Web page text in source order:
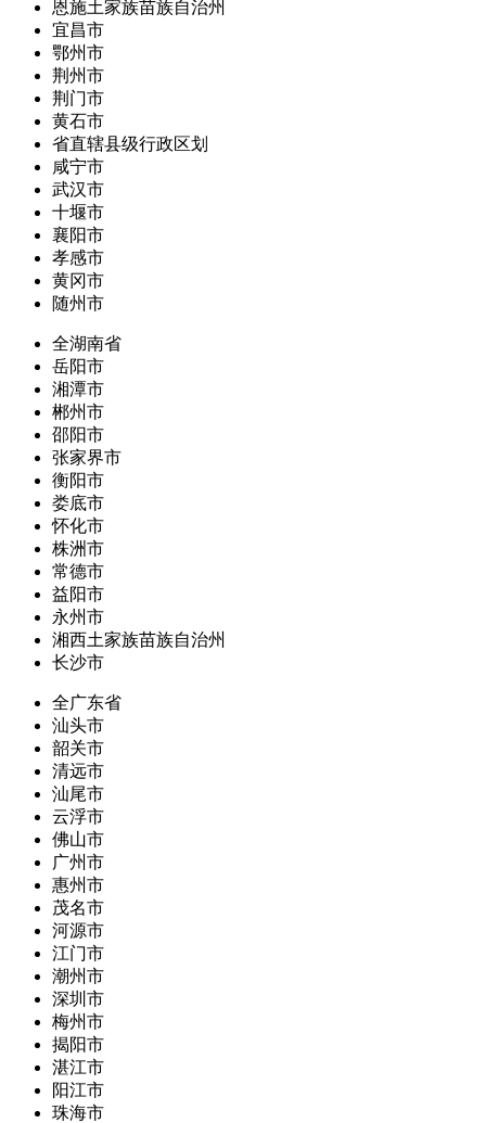
恩施土家族苗族自治州
宜昌市
鄂州市
荆州市
荆门市
黄石市
省直辖县级行政区划
咸宁市
武汉市
十堰市
襄阳市
孝感市
黄冈市
随州市
全湖南省
岳阳市
湘潭市
郴州市
邵阳市
张家界市
衡阳市
娄底市
怀化市
株洲市
常德市
益阳市
永州市
湘西土家族苗族自治州
长沙市
全广东省
汕头市
韶关市
清远市
汕尾市
云浮市
佛山市
广州市
惠州市
茂名市
河源市
江门市
潮州市
深圳市
梅州市
揭阳市
湛江市
阳江市
珠海市